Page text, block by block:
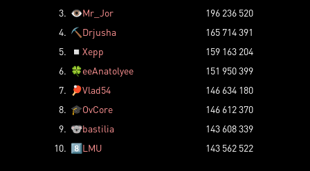
3. 👁️Mr_Jor
196 236 520
4. ⛏️ Drjusha
165 714 391
5.
◽ Xepp
159 163 204
6. 🍀eeAnatolyee
151 950 399
7.
🏓Vlad54
146 634 180
8. 🎓OvCore
146 612 370
9. 🐨bastilia
143 608 339
10. 8️⃣LMU 143 562 522